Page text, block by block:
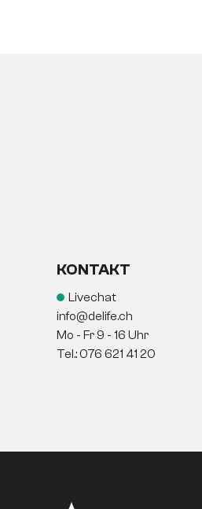
KONTAKT
Livechat
info@delife.ch
Mo - Fr 9 - 16 Uhr
Tel.: 076 621 41 20